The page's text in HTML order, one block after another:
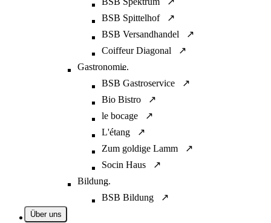
BSB Spittelhof ↗
BSB Versandhandel ↗
Coiffeur Diagonal ↗
Gastronomie...
BSB Gastroservice ↗
Bio Bistro ↗
le bocage ↗
L'étang ↗
Zum goldige Lamm ↗
Socin Haus ↗
Bildung...
BSB Bildung ↗
Über uns